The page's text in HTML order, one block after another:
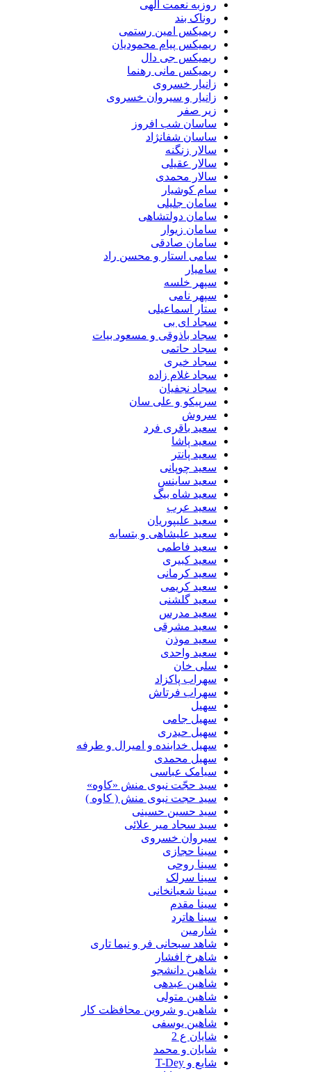
روزبه نعمت الهی
روناک بند
ریمیکس امین رستمی
ریمیکس پیام محمودیان
ریمیکس جی دال
ریمیکس مانی رهنما
زانیار خسروی
زانیار و سیروان خسروی
زیر صفر
ساسان شب افروز
ساسان شفانژاد
سالار زنگنه
سالار عقیلی
سالار محمدی
سام کوشیار
سامان جلیلی
سامان دولتشاهی
سامان زیوار
سامان صادقی
سامی استار و محسن راد
سامیار
سپهر خلسه
سپهر نامی
ستار اسماعیلی
سجاد ای بی
سجاد باذوقی و مسعود بیات
سجاد حاتمی
سجاد خیری
سجاد غلام زاده
سجاد نجفیان
سرپیکو و علی سان
سروش
سعید باقری فرد
سعید پاشا
سعید پانتر
سعید چوپانی
سعید ساینس
سعید شاه بیگ
سعید عرب
سعید علیپوریان
سعید علیشاهی و بتسابه
سعید فاطمی
سعید کبیری
سعید کرمانی
سعید کریمی
سعید گلشنی
سعید مدرس
سعید مشرقی
سعید موذن
سعید واحدی
سلی خان
سهراب پاکزاد
سهراب فرتاش
سهیل جامی
سهیل حیدری
سهیل خدابنده و امیرال و طرفه
سهیل محمدی
سیامک عباسی
سید حجّت نبوی منش «کاوه»
سید حجت نبوی منش ( کاوه )
سید حسین حسینى
سید سجاد میر علائی
سیروان خسروی
سینا حجازی
سینا روحی
سینا سرلک
سینا شعبانخانی
سینا مقدم
سینا هاترد
شارمین
شاهد سبحانی فر و نیما تاری
شاهرخ افشار
شاهین دانشجو
شاهین عبدهی
شاهین متولی
شاهین و شروین محافظت کار
شاهین یوسفی
شایان ع 2
شایان و محمد
شایع و T-Dey